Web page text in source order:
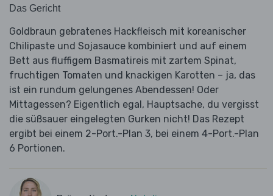
Das Gericht
Goldbraun gebratenes Hackfleisch mit koreanischer
Chilipaste und Sojasauce kombiniert und auf einem
Bett aus fluffigem Basmatireis mit zartem Spinat,
fruchtigen Tomaten und knackigen Karotten – ja, das
ist ein rundum gelungenes Abendessen! Oder
Mittagessen? Eigentlich egal, Hauptsache, du vergisst
die süßsauer eingelegten Gurken nicht! Das Rezept
ergibt bei einem 2-Port.-Plan 3, bei einem 4-Port.-Plan
6 Portionen.